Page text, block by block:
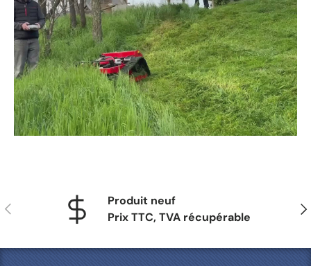
Précédent
Produit neuf
Prix TTC, TVA récupérable